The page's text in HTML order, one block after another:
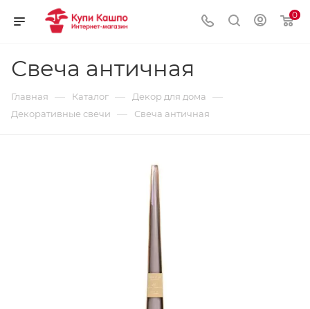
0
Свеча античная
Главная — Каталог — Декор для дома —
Декоративные свечи — Свеча античная